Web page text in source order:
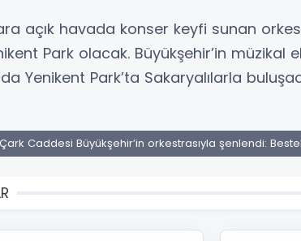
açık havada konser keyfi sunan
Park olacak. Büyükşehir’in
Yenikent Park’ta Sakaryalılarla
Caddesi Büyükşehir’in orkestrasıyla şenlendi: